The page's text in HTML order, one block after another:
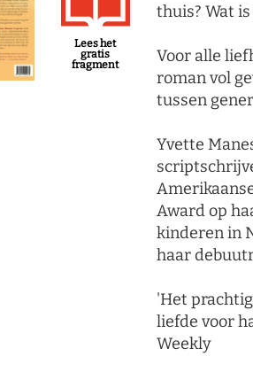
Lees het
gratis
fragment
thuis? Wat
Voor alle
roman vol
tussen
Yvette
Award op
kinderen in
haar
'Het
liefde voor
Weekly